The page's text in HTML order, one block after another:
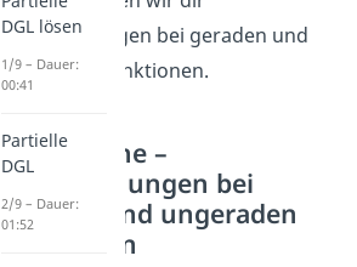
Vereinfachungen bei geraden und
ungeraden Funktionen.
Fourierreihe –
Vereinfachungen bei
geraden und ungeraden
Funktionen
DGL lösen
1/9 – Dauer:
00:41
Partielle
DGL
2/9 – Dauer:
01:52